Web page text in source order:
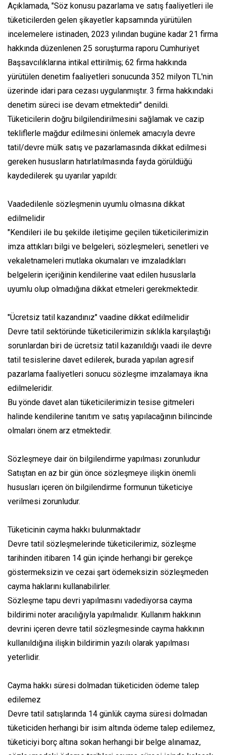
Açıklamada, "Söz konusu pazarlama ve satış faaliyetleri ile
tüketicilerden gelen şikayetler kapsamında yürütülen
incelemelere istinaden, 2023 yılından bugüne kadar 21 firma
hakkında düzenlenen 25 soruşturma raporu Cumhuriyet
Başsavcılıklarına intikal ettirilmiş; 62 firma hakkında
yürütülen denetim faaliyetleri sonucunda 352 milyon TL'nin
üzerinde idari para cezası uygulanmıştır. 3 firma hakkındaki
denetim süreci ise devam etmektedir" denildi.
Tüketicilerin doğru bilgilendirilmesini sağlamak ve cazip
tekliflerle mağdur edilmesini önlemek amacıyla devre
tatil/devre mülk satış ve pazarlamasında dikkat edilmesi
gereken hususların hatırlatılmasında fayda görüldüğü
kaydedilerek şu uyarılar yapıldı:
Vaadedilenle sözleşmenin uyumlu olmasına dikkat
edilmelidir
"Kendileri ile bu şekilde iletişime geçilen tüketicilerimizin
imza attıkları bilgi ve belgeleri, sözleşmeleri, senetleri ve
vekaletnameleri mutlaka okumaları ve imzaladıkları
belgelerin içeriğinin kendilerine vaat edilen hususlarla
uyumlu olup olmadığına dikkat etmeleri gerekmektedir.
"Ücretsiz tatil kazandınız" vaadine dikkat edilmelidir
Devre tatil sektöründe tüketicilerimizin sıklıkla karşılaştığı
sorunlardan biri de ücretsiz tatil kazanıldığı vaadi ile devre
tatil tesislerine davet edilerek, burada yapılan agresif
pazarlama faaliyetleri sonucu sözleşme imzalamaya ikna
edilmeleridir.
Bu yönde davet alan tüketicilerimizin tesise gitmeleri
halinde kendilerine tanıtım ve satış yapılacağının bilincinde
olmaları önem arz etmektedir.
Sözleşmeye dair ön bilgilendirme yapılması zorunludur
Satıştan en az bir gün önce sözleşmeye ilişkin önemli
hususları içeren ön bilgilendirme formunun tüketiciye
verilmesi zorunludur.
Tüketicinin cayma hakkı bulunmaktadır
Devre tatil sözleşmelerinde tüketicilerimiz, sözleşme
tarihinden itibaren 14 gün içinde herhangi bir gerekçe
göstermeksizin ve cezai şart ödemeksizin sözleşmeden
cayma haklarını kullanabilirler.
Sözleşme tapu devri yapılmasını vadediyorsa cayma
bildirimi noter aracılığıyla yapılmalıdır. Kullanım hakkının
devrini içeren devre tatil sözleşmesinde cayma hakkının
kullanıldığına ilişkin bildirimin yazılı olarak yapılması
yeterlidir.
Cayma hakkı süresi dolmadan tüketiciden ödeme talep
edilemez
Devre tatil satışlarında 14 günlük cayma süresi dolmadan
tüketiciden herhangi bir isim altında ödeme talep edilemez,
tüketiciyi borç altına sokan herhangi bir belge alınamaz,